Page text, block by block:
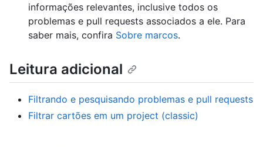
informações relevantes, inclusive todos os
problemas e pull requests associados a ele. Para
saber mais, confira Sobre marcos.
Leitura adicional
Filtrando e pesquisando problemas e pull requests
Filtrar cartões em um project (classic)